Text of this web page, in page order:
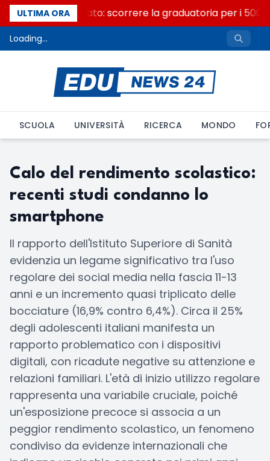
ULTIMA ORA
Consiglio di Stato: scorrere la graduatoria per i 500
Loading...
SCUOLA UNIVERSITÀ RICERCA MONDO
Calo del rendimento scolastico:
recenti studi condanno lo
smartphone
Il rapporto dell'Istituto Superiore di Sanità
evidenzia un legame significativo tra l'uso
regolare dei social media nella fascia 11-13
anni e un incremento quasi triplicato delle
bocciature (16,9% contro 6,4%). Circa il 25%
degli adolescenti italiani manifesta un
rapporto problematico con i dispositivi
digitali, con ricadute negative su attenzione e
relazioni familiari. L'età di inizio utilizzo regolare
rappresenta una variabile cruciale, poiché
un'esposizione precoce si associa a un
peggior rendimento scolastico, un fenomeno
condiviso da evidenze internazionali che